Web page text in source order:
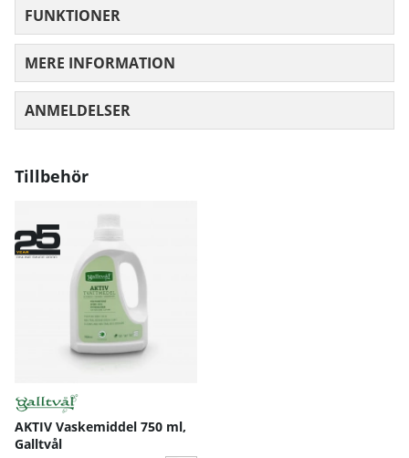
FUNKTIONER
MERE INFORMATION
ANMELDELSER
Tillbehör
AKTIV Vaskemiddel 750 ml,
Galltvål